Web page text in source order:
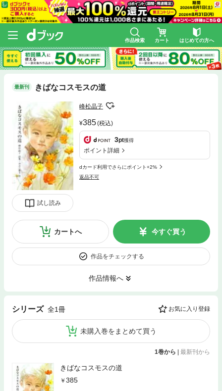
作品検索 カート はじめての方へ
最新刊 きばなコスモスの道
試し読み
峰松晶子
385(税込)
3pt獲得
ポイント詳細
dカード利用でさらにポイント+2%
返品不可
カートへ 今すぐ買う
作品をチェックする
作品情報へ
シリーズ 全1冊 お気に入り登録
未購入巻をまとめて買う
1巻から | 最新刊から
きばなコスモスの道
385